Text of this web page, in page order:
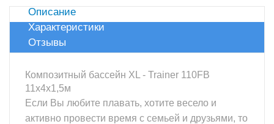
Описание
Характеристики
Отзывы
Композитный бассейн XL - Trainer 110FB
11х4х1,5м
Если Вы любите плавать, хотите весело и
активно провести время с семьей и друзьями, то